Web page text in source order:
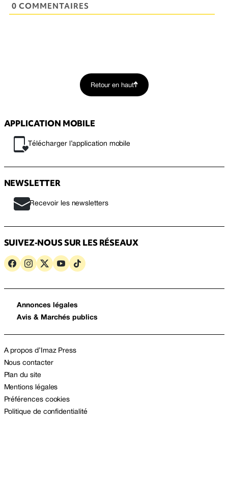
0 COMMENTAIRES
Retour en haut
APPLICATION MOBILE
Télécharger l’application mobile
NEWSLETTER
Recevoir les newsletters
SUIVEZ-NOUS SUR LES RÉSEAUX
Annonces légales
Avis & Marchés publics
A propos d’Imaz Press
Nous contacter
Plan du site
Mentions légales
Préférences cookies
Politique de confidentialité